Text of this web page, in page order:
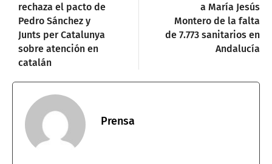
rechaza el pacto de
Pedro Sánchez y
Junts per Catalunya
sobre atención en
catalán
a María Jesús
Montero de la falta
de 7.773 sanitarios en
Andalucía
Prensa